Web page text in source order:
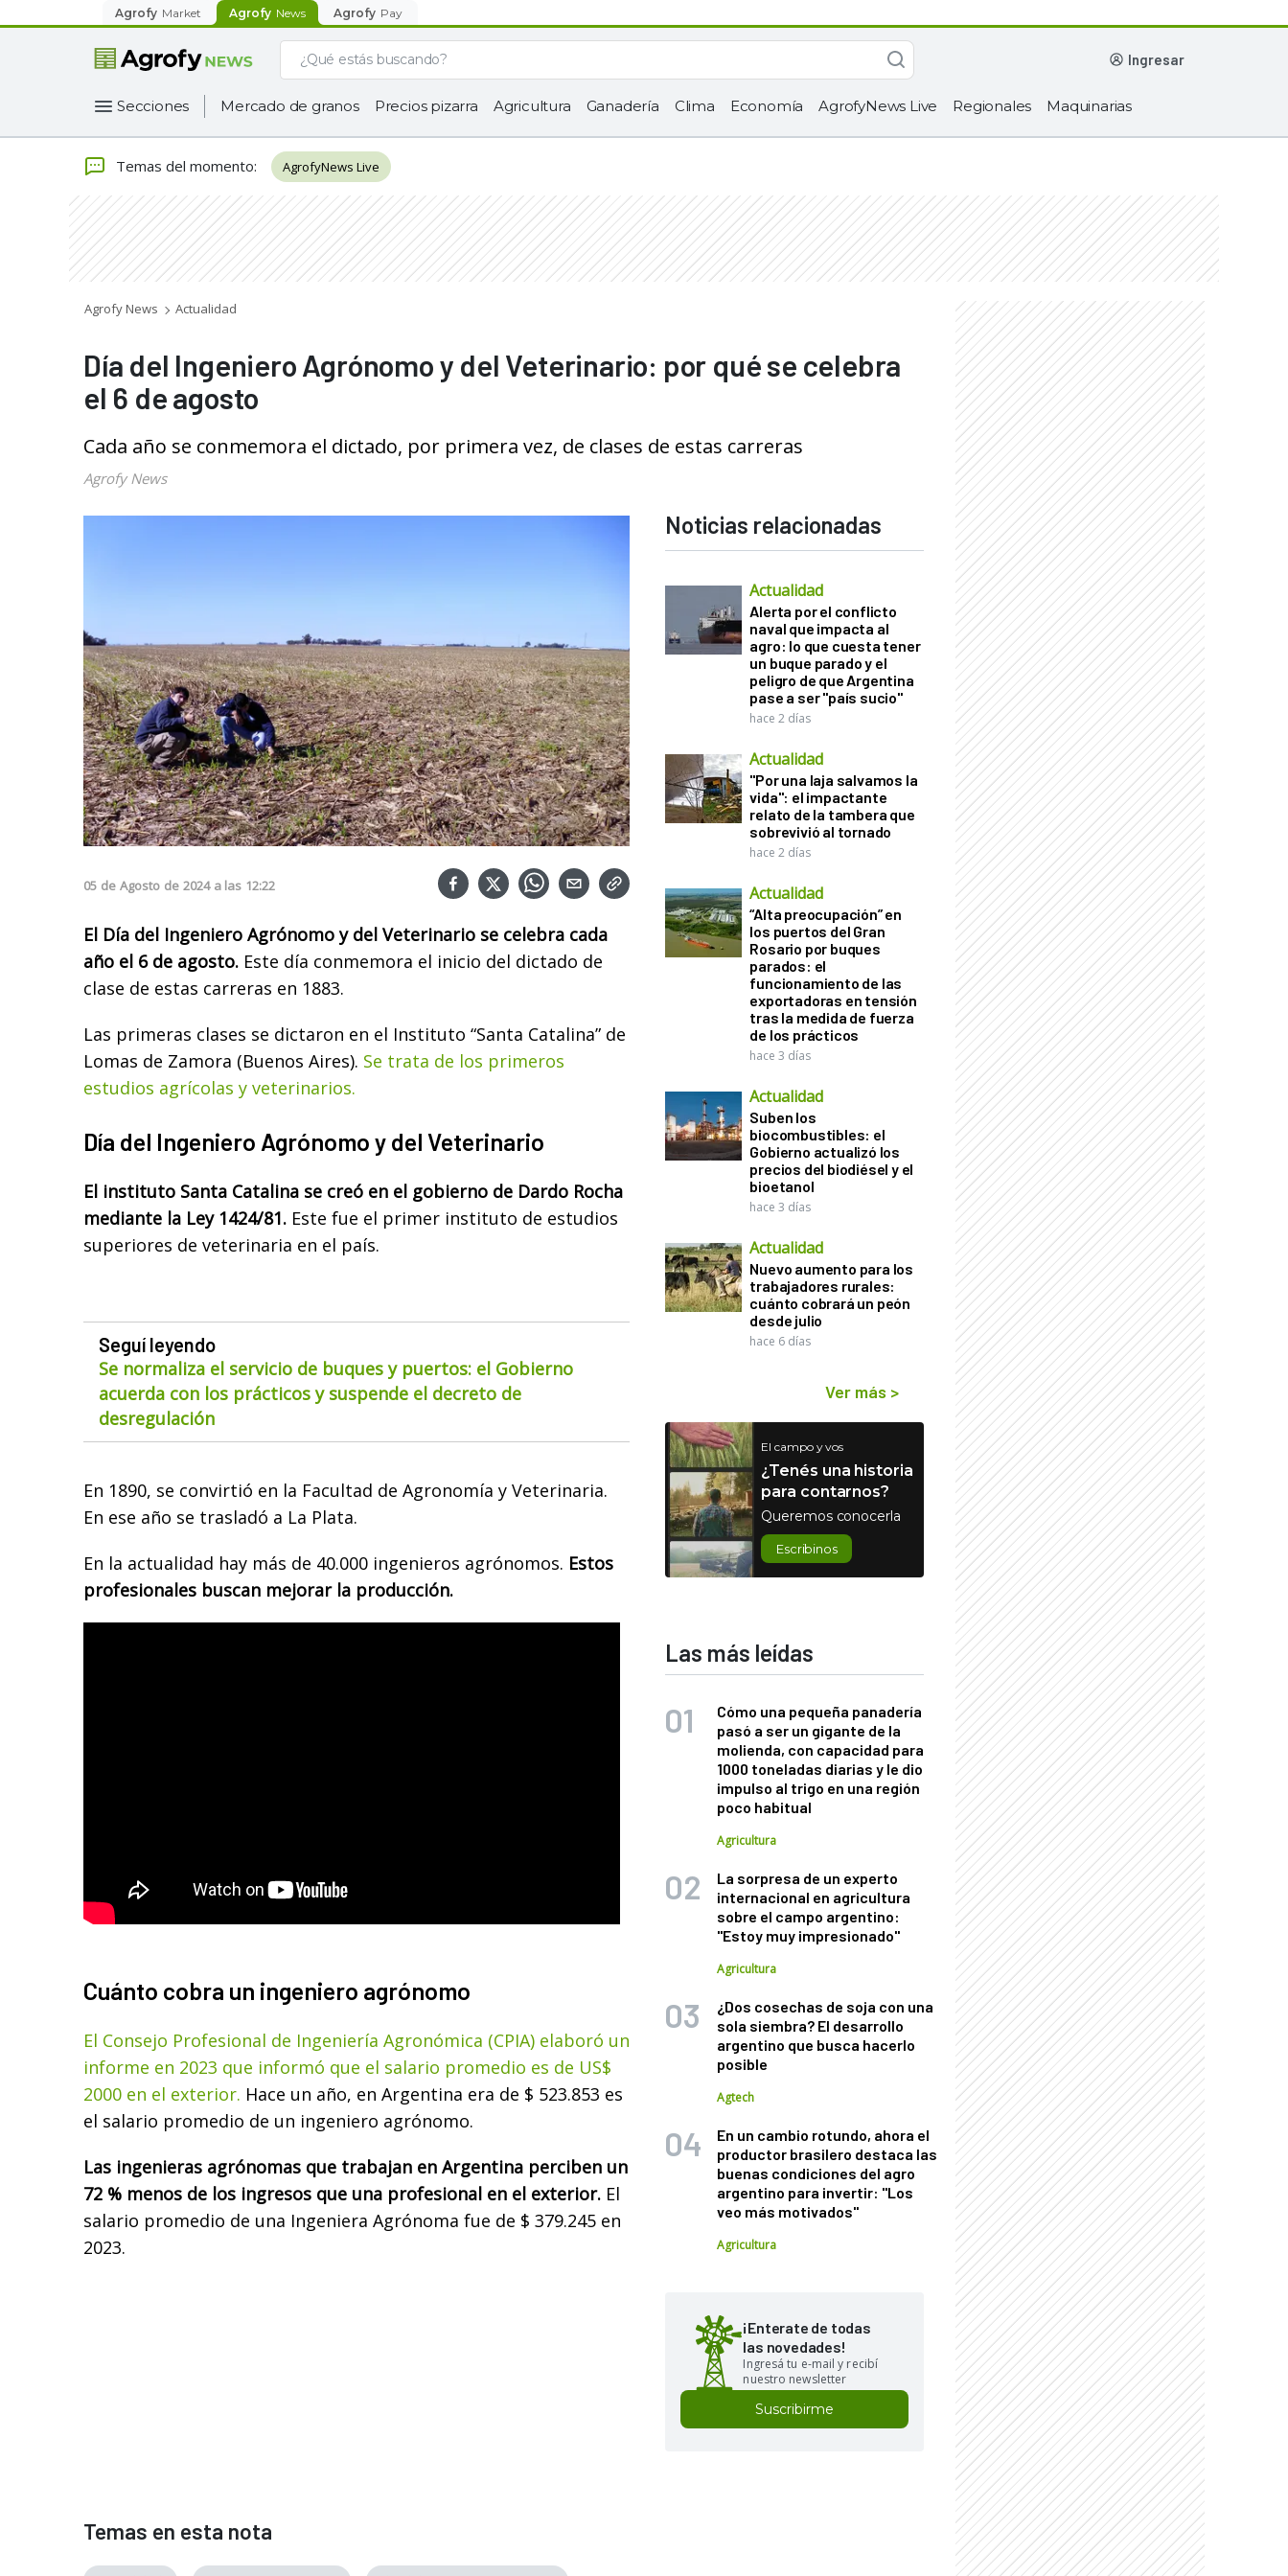
Agrofy Market Agrofy News Agrofy Pay
ingresar
Secciones Mercado de granos Precios pizarra Agricultura Ganadería Clima Economía AgrofyNews Live Regionales Maquinarias
Temas del momento: AgrofyNews Live
Agrofy News Actualidad
Día del Ingeniero Agrónomo y del Veterinario: por qué se celebra
el 6 de agosto
Cada año se conmemora el dictado, por primera vez, de clases de estas carreras
Agrofy News
05 de Agosto de 2024 a las 12:22
El Día del Ingeniero Agrónomo y del Veterinario se celebra cada
año el 6 de agosto. Este día conmemora el inicio del dictado de
clase de estas carreras en 1883.
Las primeras clases se dictaron en el Instituto “Santa Catalina” de
Lomas de Zamora (Buenos Aires). Se trata de los primeros
estudios agrícolas y veterinarios.
Día del Ingeniero Agrónomo y del Veterinario
El instituto Santa Catalina se creó en el gobierno de Dardo Rocha
mediante la Ley 1424/81. Este fue el primer instituto de estudios
superiores de veterinaria en el país.
Seguí leyendo
Se normaliza el servicio de buques y puertos: el Gobierno
acuerda con los prácticos y suspende el decreto de
desregulación
En 1890, se convirtió en la Facultad de Agronomía y Veterinaria.
En ese año se trasladó a La Plata.
En la actualidad hay más de 40.000 ingenieros agrónomos. Estos
profesionales buscan mejorar la producción.
Cuánto cobra un ingeniero agrónomo
El Consejo Profesional de Ingeniería Agronómica (CPIA) elaboró un
informe en 2023 que informó que el salario promedio es de US$
2000 en el exterior. Hace un año, en Argentina era de $ 523.853 es
el salario promedio de un ingeniero agrónomo.
Las ingenieras agrónomas que trabajan en Argentina perciben un
72 % menos de los ingresos que una profesional en el exterior. El
salario promedio de una Ingeniera Agrónoma fue de $ 379.245 en
2023.
Noticias relacionadas
Actualidad
Alerta por el conflicto
naval que impacta al
agro: lo que cuesta tener
un buque parado y el
peligro de que Argentina
pase a ser "país sucio"
hace 2 días
Actualidad
"Por una laja salvamos la
vida": el impactante
relato de la tambera que
sobrevivió al tornado
hace 2 días
Actualidad
“Alta preocupación” en
los puertos del Gran
Rosario por buques
parados: el
funcionamiento de las
exportadoras en tensión
tras la medida de fuerza
de los prácticos
hace 3 días
Actualidad
Suben los
biocombustibles: el
Gobierno actualizó los
precios del biodiésel y el
bioetanol
hace 3 días
Actualidad
Nuevo aumento para los
trabajadores rurales:
cuánto cobrará un peón
desde julio
hace 6 días
Ver más >
El campo y vos
¿Tenés una historia
para contarnos?
Queremos conocerla
Escribinos
Las más leídas
Cómo una pequeña panadería
pasó a ser un gigante de la
molienda, con capacidad para
1000 toneladas diarias y le dio
impulso al trigo en una región
poco habitual
Agricultura
La sorpresa de un experto
internacional en agricultura
sobre el campo argentino:
"Estoy muy impresionado"
Agricultura
¿Dos cosechas de soja con una
sola siembra? El desarrollo
argentino que busca hacerlo
posible
Agtech
En un cambio rotundo, ahora el
productor brasilero destaca las
buenas condiciones del agro
argentino para invertir: "Los
veo más motivados"
Agricultura
¡Enterate de todas
las novedades!
Ingresá tu e-mail y recibí
nuestro newsletter
Suscribirme
Temas en esta nota